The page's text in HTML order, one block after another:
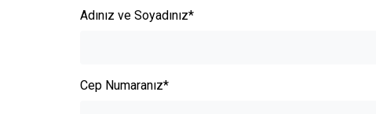
Adınız ve Soyadınız*
Cep Numaranız*